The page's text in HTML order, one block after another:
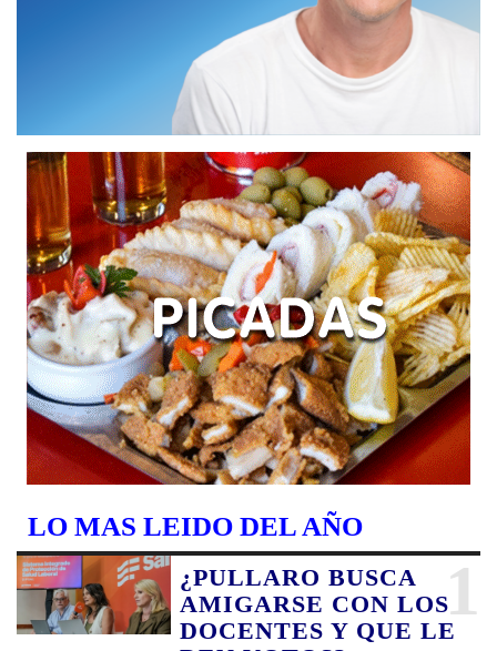
LO MAS LEIDO DEL AÑO
1
¿PULLARO BUSCA
AMIGARSE CON LOS
DOCENTES Y QUE LE